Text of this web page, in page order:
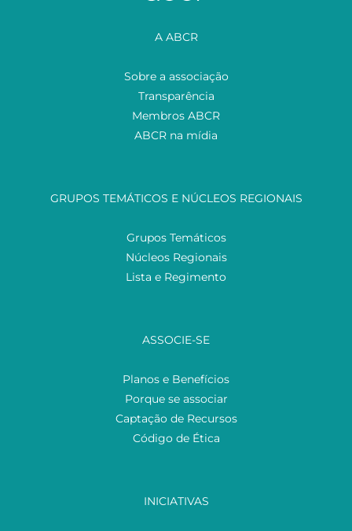
A ABCR
Sobre a associação
Transparência
Membros ABCR
ABCR na mídia
GRUPOS TEMÁTICOS E NÚCLEOS REGIONAIS
Grupos Temáticos
Núcleos Regionais
Lista e Regimento
ASSOCIE-SE
Planos e Benefícios
Porque se associar
Captação de Recursos
Código de Ética
INICIATIVAS